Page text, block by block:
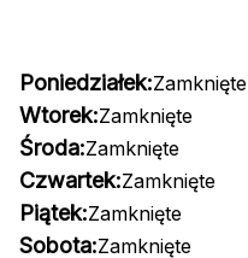
Poniedziałek:Zamknięte
Wtorek:Zamknięte
Środa:Zamknięte
Czwartek:Zamknięte
Piątek:Zamknięte
Sobota:Zamknięte